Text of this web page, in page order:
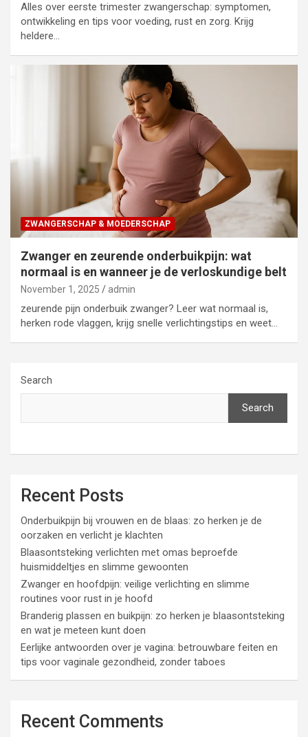
Alles over eerste trimester zwangerschap: symptomen,
ontwikkeling en tips voor voeding, rust en zorg. Krijg
heldere…
ZWANGERSCHAP & MOEDERSCHAP
Zwanger en zeurende onderbuikpijn: wat
normaal is en wanneer je de verloskundige belt
November 1, 2025 admin
zeurende pijn onderbuik zwanger? Leer wat normaal is,
herken rode vlaggen, krijg snelle verlichtingstips en weet…
Search
Search
Recent Posts
Onderbuikpijn bij vrouwen en de blaas: zo herken je de
oorzaken en verlicht je klachten
Blaasontsteking verlichten met omas beproefde
huismiddeltjes en slimme gewoonten
Zwanger en hoofdpijn: veilige verlichting en slimme
routines voor rust in je hoofd
Branderig plassen en buikpijn: zo herken je blaasontsteking
en wat je meteen kunt doen
Eerlijke antwoorden over je vagina: betrouwbare feiten en
tips voor vaginale gezondheid, zonder taboes
Recent Comments